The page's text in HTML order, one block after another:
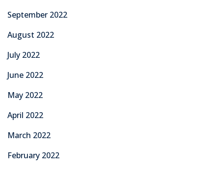
September 2022
August 2022
July 2022
June 2022
May 2022
April 2022
March 2022
February 2022